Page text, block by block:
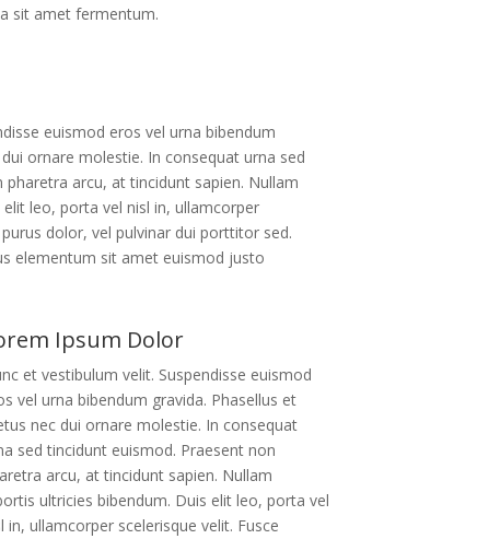
sit amet fermentum.
euismod eros vel urna bibendum
ornare molestie. In consequat urna sed
arcu, at tincidunt sapien. Nullam
leo, porta vel nisl in, ullamcorper
dolor, vel pulvinar dui porttitor sed.
elementum sit amet euismod justo
Ipsum Dolor
et vestibulum velit. Suspendisse euismod
vel urna bibendum gravida. Phasellus et
nec dui ornare molestie. In consequat
sed tincidunt euismod. Praesent non
arcu, at tincidunt sapien. Nullam
ultricies bibendum. Duis elit leo, porta vel
in, ullamcorper scelerisque velit. Fusce